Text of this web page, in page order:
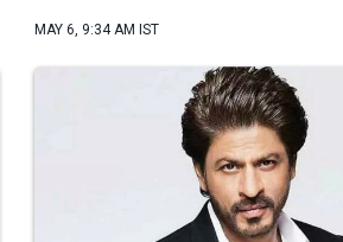
MAY 6, 9:34 AM IST